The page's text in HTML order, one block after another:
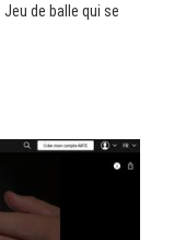
de balle qui se